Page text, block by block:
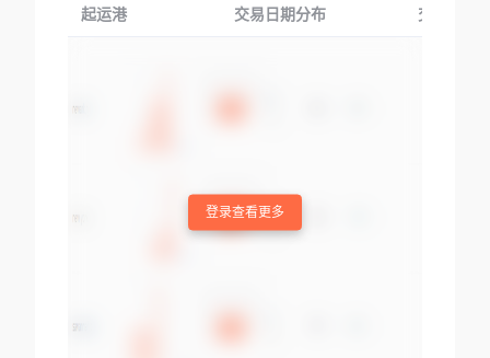
起运港 交易日期分布 交易产品
登录查看更多